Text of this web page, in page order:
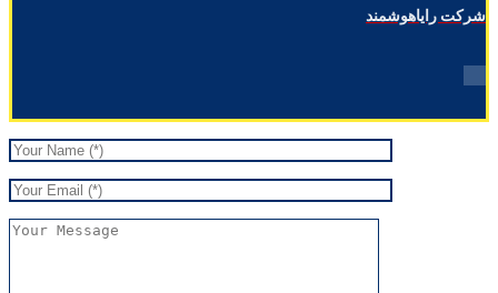
شرکت رایاهوشمند